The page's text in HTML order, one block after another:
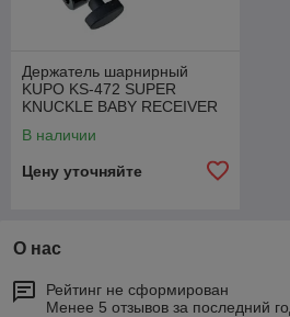
Держатель шарнирный
KUPO KS-472 SUPER
KNUCKLE BABY RECEIVER
В наличии
Цену уточняйте
О нас
Рейтинг не сформирован
Менее 5 отзывов за последний